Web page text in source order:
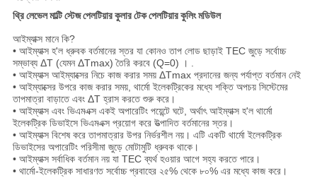
থ্রি লেভেল মাল্টি স্টেজ পেলটিয়ার কুলার টেক পেলটিয়ার কুলিং মডিউল
আইম্যাক্স মানে কি?
• আইম্যাক্স হ'ল ধ্রুবক বর্তমানের স্তর যা কোনও তাপ লোড ছাড়াই TEC জুড়ে সর্বোচ্চ
সম্ভাব্য ΔT (যেমন ΔTmax) তৈরি করবে (Q=0) । .
• আইম্যাক্স আইম্যাক্সের নিচে কাজ করার সময় ΔTmax প্রদানের জন্য পর্যাপ্ত বর্তমান নেই
• আইম্যাক্সের উপরে কাজ করার সময়, থার্মো ইলেকট্রিকের মধ্যে শক্তি অপচয় সিস্টেমের
তাপমাত্রা বাড়াতে এবং ΔT হ্রাস করতে শুরু করে।
• আইম্যাক্স এবং ভিএমএক্স একই অপারেটিং পয়েন্টে ঘটে, অর্থাৎ আইম্যাক্স হ'ল থার্মো
ইলেকট্রিক ডিভাইসে ভিএমএক্স প্রয়োগ করে উত্পাদিত বর্তমানের স্তর।
• আইম্যাক্স বিশেষ করে তাপমাত্রার উপর নির্ভরশীল নয়। এটি একটি থার্মো ইলেকট্রিক
ডিভাইসের অপারেটিং পরিসীমা জুড়ে মোটামুটি ধ্রুবক থাকে।
• আইম্যাক্স সর্বাধিক বর্তমান নয় যা TEC ব্যর্থ হওয়ার আগে সহ্য করতে পারে।
• থার্মো-ইলেকট্রিক সাধারণত সর্বোচ্চ প্রবাহের ২৫% থেকে ৮০% এর মধ্যে কাজ করে।